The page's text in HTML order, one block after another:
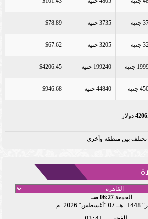
3735 جنيه $78.89
3205 جنيه $67.62
جنيه 199240 جنيه $4206.45
جنيه 44840 جنيه $946.68
دولار
بين منطقة وأخرى
الجمعة 06:27 صـ
1448 هـ 07 أغسطس 2026 م